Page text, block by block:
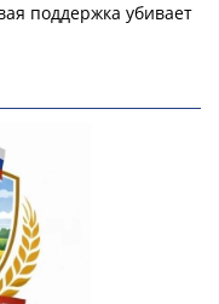
поддержка убивает